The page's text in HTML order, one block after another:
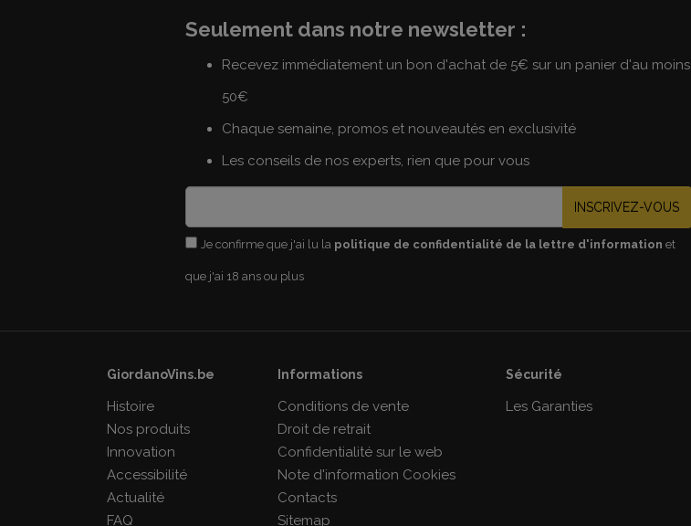
Seulement dans notre newsletter :
Recevez immédiatement un bon d'achat de 5€ sur un panier d'au moins
50€
Chaque semaine, promos et nouveautés en exclusivité
Les conseils de nos experts, rien que pour vous
INSCRIVEZ-VOUS
Je confirme que j'ai lu la politique de confidentialité de la lettre d'information et
que j'ai 18 ans ou plus
GiordanoVins.be
Histoire
Nos produits
Innovation
Accessibilité
Actualité
FAQ
Informations
Conditions de vente
Droit de retrait
Confidentialité sur le web
Note d'information Cookies
Contacts
Sitemap
Sécurité
Les Garanties